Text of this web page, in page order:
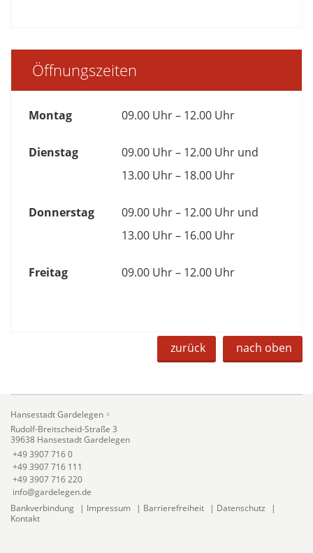
Öffnungszeiten
Montag 09.00 Uhr – 12.00 Uhr
Dienstag
09.00 Uhr – 12.00 Uhr und
13.00 Uhr – 18.00 Uhr
Donnerstag
09.00 Uhr – 12.00 Uhr und
13.00 Uhr – 16.00 Uhr
Freitag 09.00 Uhr – 12.00 Uhr
zurück nach oben
Hansestadt Gardelegen
Rudolf-Breitscheid-Straße 3
39638 Hansestadt Gardelegen
+49 3907 716 0
+49 3907 716 111
+49 3907 716 220
info@gardelegen.de
Bankverbindung
| Impressum | Barrierefreiheit | Datenschutz
|
Kontakt